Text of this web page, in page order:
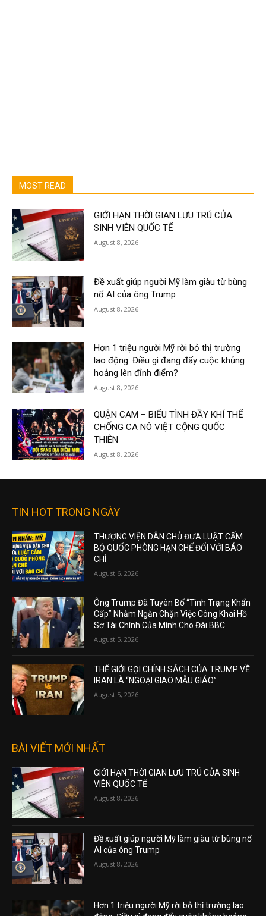
MOST READ
GIỚI HẠN THỜI GIAN LƯU TRÚ CỦA
SINH VIÊN QUỐC TẾ
August 8, 2026
Đề xuất giúp người Mỹ làm giàu từ bùng
nổ AI của ông Trump
August 8, 2026
Hơn 1 triệu người Mỹ rời bỏ thị trường
lao động: Điều gì đang đẩy cuộc khủng
hoảng lên đỉnh điểm?
August 8, 2026
QUẬN CAM – BIỂU TÌNH ĐẦY KHÍ THẾ
CHỐNG CA NÔ VIỆT CỘNG QUỐC
THIÊN
August 8, 2026
TIN HOT TRONG NGÀY
THƯỢNG VIỆN DÂN CHỦ ĐƯA LUẬT CẤM
BỘ QUỐC PHÒNG HẠN CHẾ ĐỐI VỚI BÁO
CHÍ
August 6, 2026
Ông Trump Đã Tuyên Bố “Tình Trạng Khẩn
Cấp” Nhằm Ngăn Chặn Việc Công Khai Hồ
Sơ Tài Chính Của Mình Cho Đài BBC
August 5, 2026
THẾ GIỚI GỌI CHÍNH SÁCH CỦA TRUMP VỀ
IRAN LÀ “NGOẠI GIAO MẪU GIÁO”
August 5, 2026
BÀI VIẾT MỚI NHẤT
GIỚI HẠN THỜI GIAN LƯU TRÚ CỦA SINH
VIÊN QUỐC TẾ
August 8, 2026
Đề xuất giúp người Mỹ làm giàu từ bùng nổ
AI của ông Trump
August 8, 2026
Hơn 1 triệu người Mỹ rời bỏ thị trường lao